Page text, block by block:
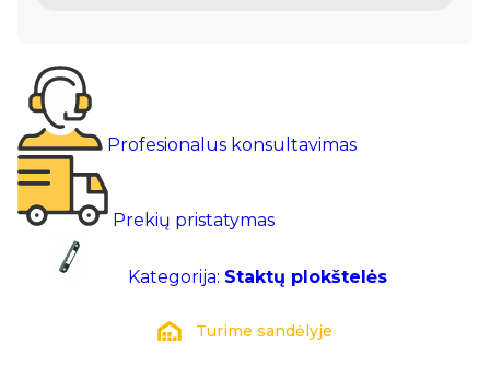
Profesionalus konsultavimas
Prekių pristatymas
Kategorija: Staktų plokštelės
Turime sandėlyje